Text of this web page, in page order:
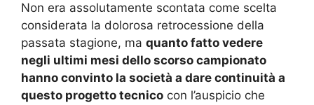
Non era assolutamente scontata come scelta
considerata la dolorosa retrocessione della
passata stagione, ma quanto fatto vedere
negli ultimi mesi dello scorso campionato
hanno convinto la società a dare continuità a
questo progetto tecnico con l’auspicio che